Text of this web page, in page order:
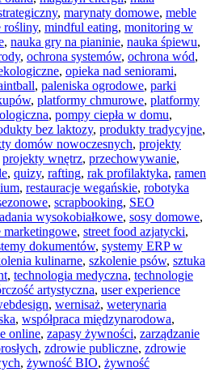
, marynaty domowe, meble
rośliny, mindful eating, monitoring w
, nauka gry na pianinie, nauka śpiewu,
, ochrona systemów, ochrona wód,
, opieka nad seniorami,
, paleniska ogrodowe, parki
, platformy chmurowe, platformy
, pompy ciepła w domu,
bez laktozy, produkty tradycyjne,
domów nowoczesnych, projekty
projekty wnętrz, przechowywanie,
, quizy, rafting, rak profilaktyka, ramen
, restauracje wegańskie, robotyka
, scrapbooking, SEO
wysokobiałkowe, sosy domowe,
marketingowe, street food azjatycki,
dokumentów, systemy ERP w
kulinarne, szkolenie psów, sztuka
, technologia medyczna, technologie
artystyczna, user experience
, wernisaż, weterynaria
, współpraca międzynarodowa,
online, zapasy żywności, zarządzanie
, zdrowie publiczne, zdrowie
, żywność BIO, żywność